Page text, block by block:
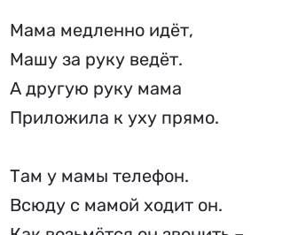
Мама медленно идёт,
Машу за руку ведёт.
А другую руку мама
Приложила к уху прямо.
Там у мамы телефон.
Всюду с мамой ходит он.